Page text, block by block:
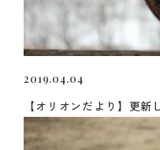
2019.04.04
【オリオンだより】更新